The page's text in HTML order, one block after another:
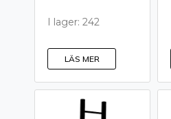
I lager: 242
LÄS MER